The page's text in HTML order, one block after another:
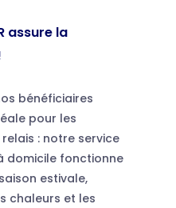
assure la
bénéficiaires
pour les
: notre service
domicile fonctionne
estivale,
chaleurs et les